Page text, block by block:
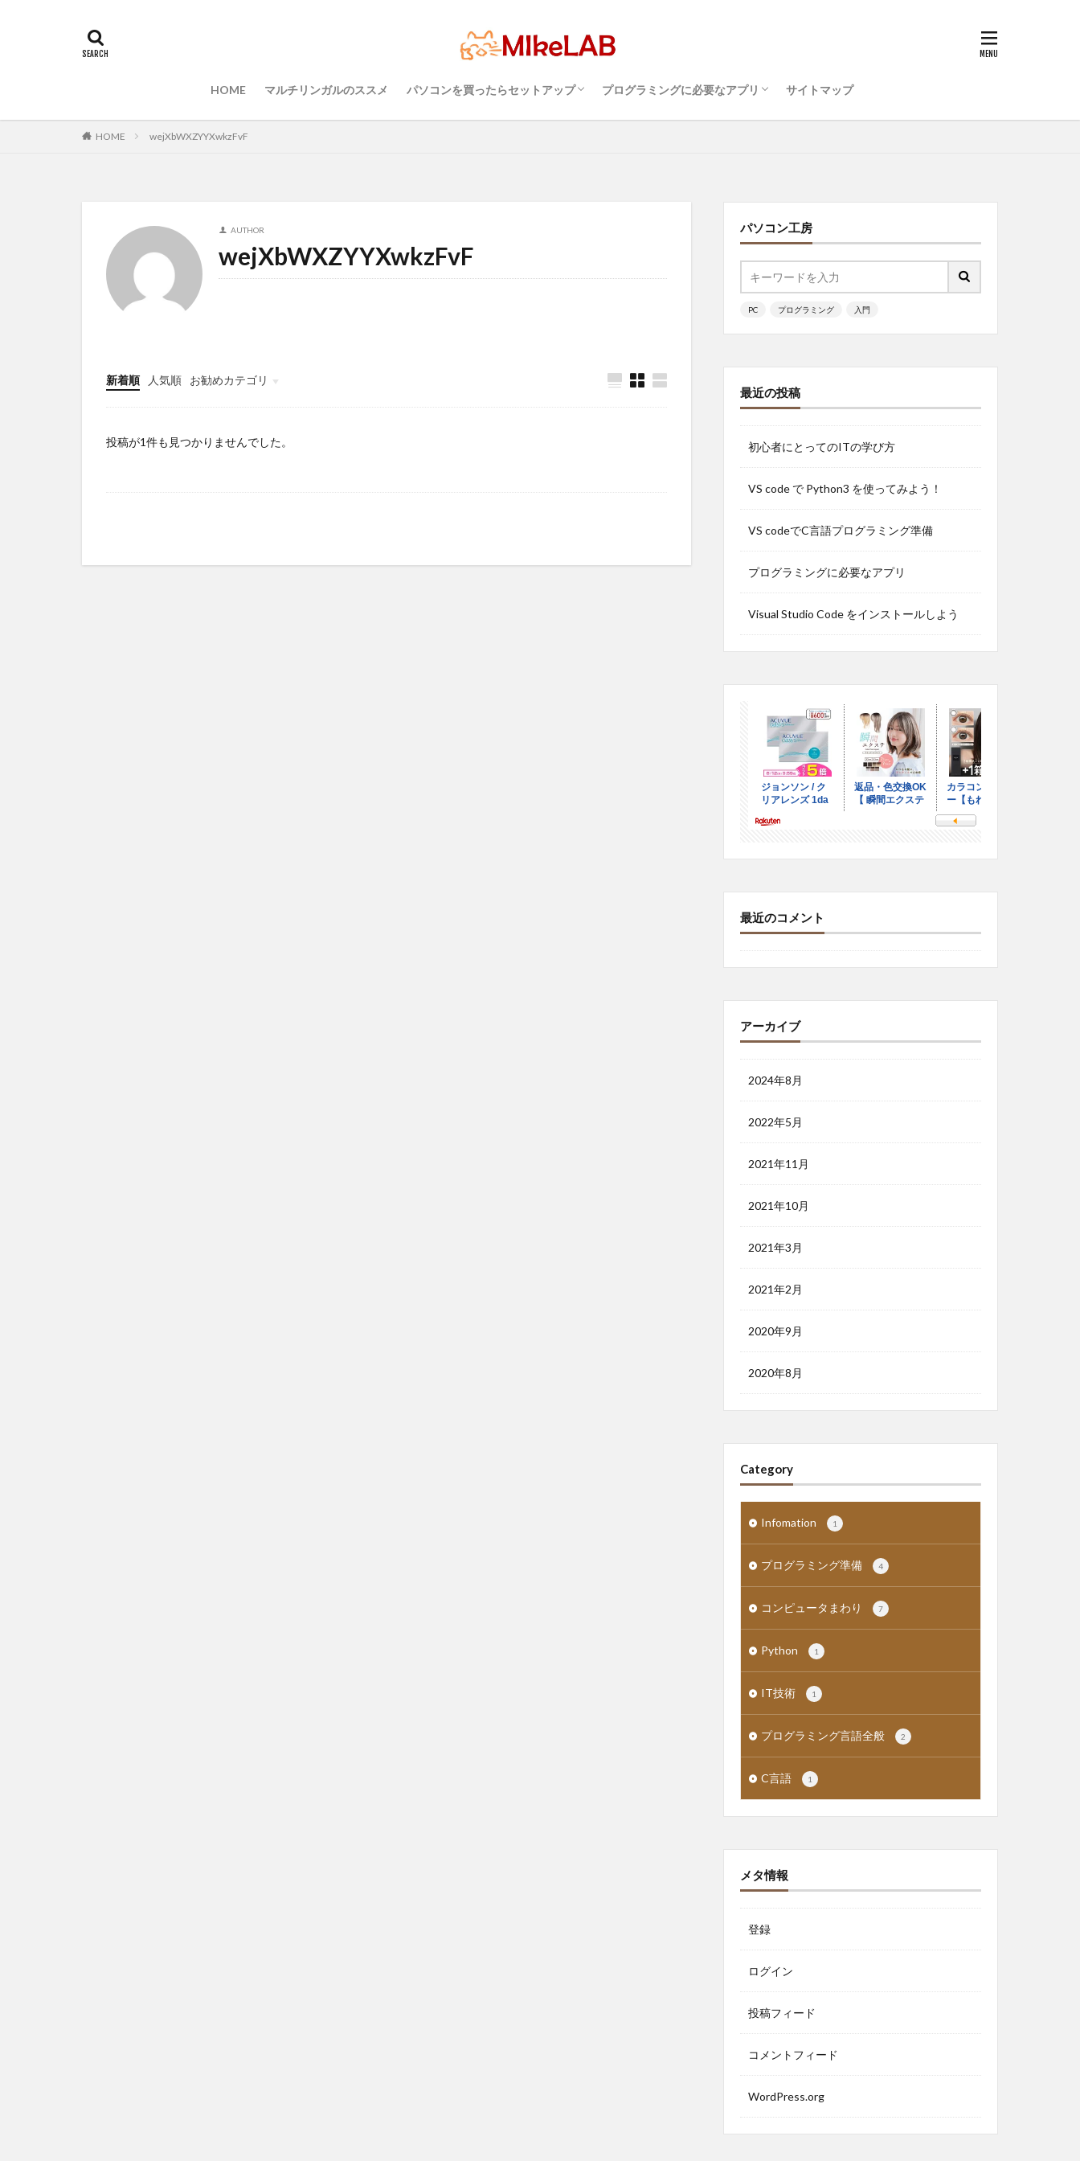
HOME マルチリンガルのススメ パソコンを買ったらセットアップ
超初心者のパソコンの選び方（３）・・・知
超初心者のパソコンの選び方（１）・・・
超初心者のパソコンの選び方（２）・・・快
プログラミングに必要なアプリ
プログラミングを行うためのコンピュータ環
パソコンのセキュリティ対策を行おう
Visual Studio Code をインストールしよう
タッチタイピングとプログラミング ・・・
サイトマップ
HOME wejXbWXZYYXwkzFvF
AUTHOR
wejXbWXZYYXwkzFvF
新着順 人気順
お勧めカテゴリ
Infomation
投稿が1件も見つかりませんでした。
パソコン工房
PC プログラミング 入門
最近の投稿
初心者にとってのITの学び方
VS code で Python3 を使ってみよう！
VS codeでC言語プログラミング準備
プログラミングに必要なアプリ
Visual Studio Code をインストールしよう
最近のコメント
アーカイブ
2024年8月
2022年5月
2021年11月
2021年10月
2021年3月
2021年2月
2020年9月
2020年8月
Category
Infomation 1
プログラミング準備 4
コンピュータまわり 7
Python 1
IT技術 1
プログラミング言語全般 2
C言語 1
メタ情報
登録
ログイン
投稿フィード
コメントフィード
WordPress.org
っておこうスペック
Windows？それとも Mac？
適に使うためのPC性能選び 境
めざせブラインドタッチ
プログラミング準備 セキュリティ対策ソフト